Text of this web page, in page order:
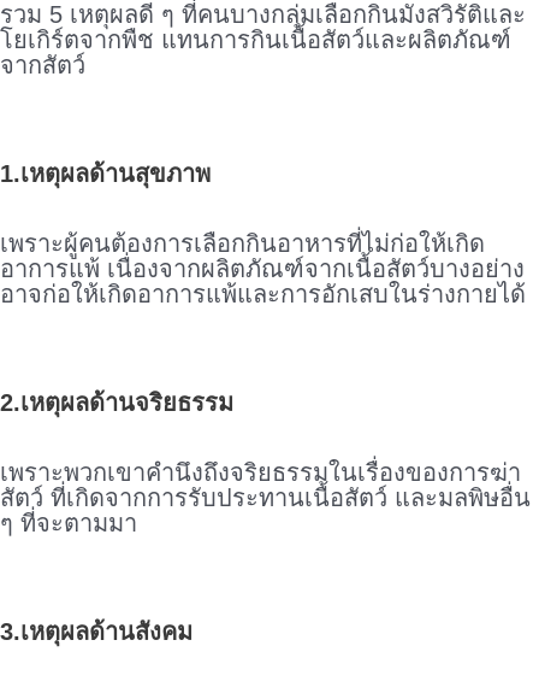
รวม 5 เหตุผลดี ๆ ที่คนบางกลุ่มเลือกกินมังสวิรัติและ
โยเกิร์ตจากพืช แทนการกินเนื้อสัตว์และผลิตภัณฑ์
จากสัตว์
1.เหตุผลด้านสุขภาพ
เพราะผู้คนต้องการเลือกกินอาหารที่ไม่ก่อให้เกิด
อาการแพ้ เนื่องจากผลิตภัณฑ์จากเนื้อสัตว์บางอย่าง
อาจก่อให้เกิดอาการแพ้และการอักเสบในร่างกายได้
2.เหตุผลด้านจริยธรรม
เพราะพวกเขาคำนึงถึงจริยธรรมในเรื่องของการฆ่า
สัตว์ ที่เกิดจากการรับประทานเนื้อสัตว์ และมลพิษอื่น
ๆ ที่จะตามมา
3.เหตุผลด้านสังคม